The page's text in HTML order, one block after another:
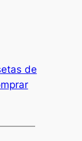
de